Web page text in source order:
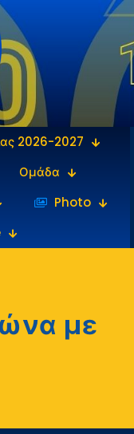
2026-2027
Ομάδα
‎‏‏‎ ‎Photo
με